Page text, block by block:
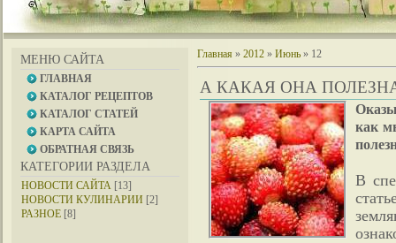
МЕНЮ САЙТА
ГЛАВНАЯ
КАТАЛОГ РЕЦЕПТОВ
КАТАЛОГ СТАТЕЙ
КАРТА САЙТА
ОБРАТНАЯ СВЯЗЬ
КАТЕГОРИИ РАЗДЕЛА
НОВОСТИ САЙТА [13]
НОВОСТИ КУЛИНАРИИ [2]
РАЗНОЕ [8]
Главная » 2012 » Июнь » 12
А КАКАЯ ОНА
как
В